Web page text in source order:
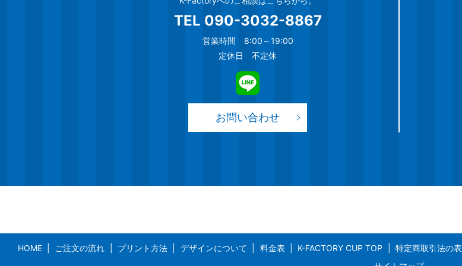
TEL 090-3032-8867
営業時間 8:00～19:00
定休日 不定休
お問い合わせ
HOME ご注文の流れ プリント方法 デザインについて 料金表 K-FACTORY CUP TOP 特定商取引法の